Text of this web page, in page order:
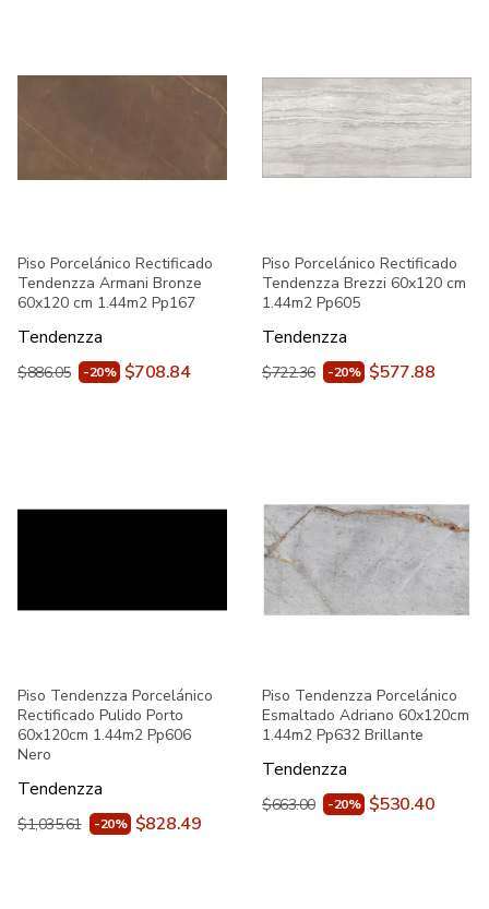
Piso Porcelánico Rectificado
Tendenzza Armani Bronze
60x120 cm 1.44m2 Pp167
Tendenzza
$886.05 -20% $708.84
Piso Porcelánico Rectificado
Tendenzza Brezzi 60x120 cm
1.44m2 Pp605
Tendenzza
$722.36 -20% $577.88
Piso Tendenzza Porcelánico
Rectificado Pulido Porto
60x120cm 1.44m2 Pp606
Nero
Tendenzza
$1,035.61 -20% $828.49
Piso Tendenzza Porcelánico
Esmaltado Adriano 60x120cm
1.44m2 Pp632 Brillante
Tendenzza
$663.00 -20% $530.40